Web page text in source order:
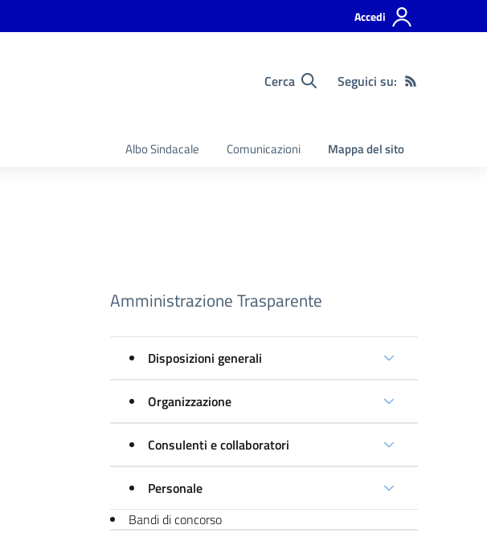
Accedi
Cerca Seguici su:
Albo Sindacale Comunicazioni Mappa del sito
Amministrazione Trasparente
Disposizioni generali
Organizzazione
Consulenti e collaboratori
Personale
Bandi di concorso